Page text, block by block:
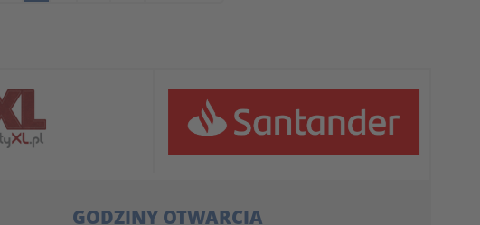
GODZINY OTWARCIA